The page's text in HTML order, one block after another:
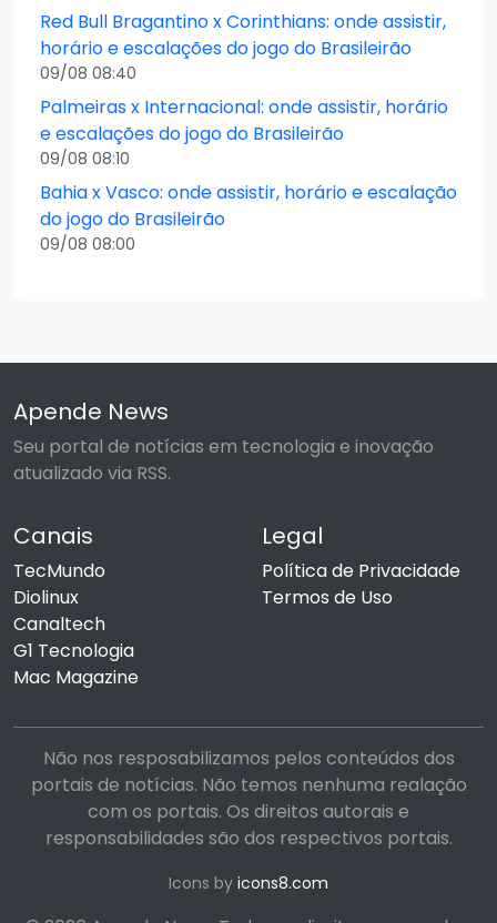
Red Bull Bragantino x Corinthians: onde assistir,
horário e escalações do jogo do Brasileirão
09/08 08:40
Palmeiras x Internacional: onde assistir, horário
e escalações do jogo do Brasileirão
09/08 08:10
Bahia x Vasco: onde assistir, horário e escalação
do jogo do Brasileirão
09/08 08:00
Apende News
Seu portal de notícias em tecnologia e inovação
atualizado via RSS.
Canais
TecMundo
Diolinux
Canaltech
G1 Tecnologia
Mac Magazine
Legal
Política de Privacidade
Termos de Uso
Não nos resposabilizamos pelos conteúdos dos
portais de notícias. Não temos nenhuma realação
com os portais. Os direitos autorais e
responsabilidades são dos respectivos portais.
Icons by icons8.com